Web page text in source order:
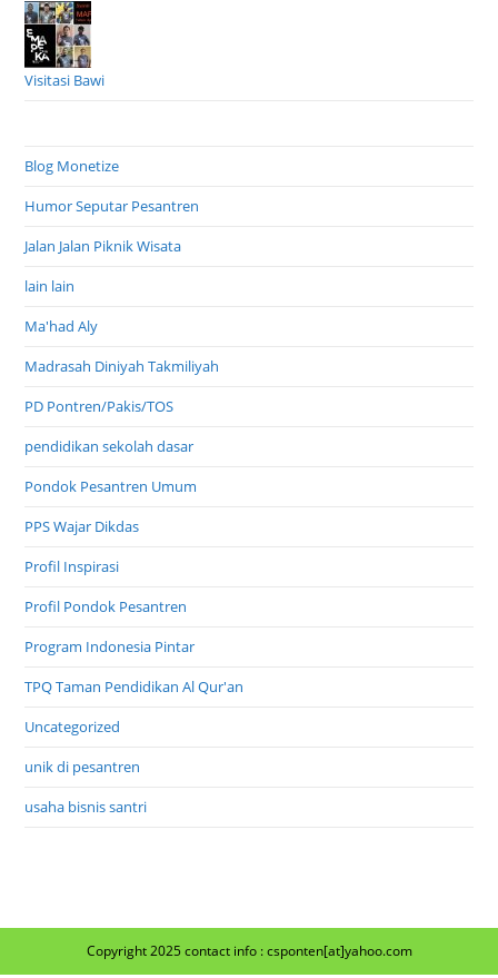
Visitasi Bawi
Blog Monetize
Humor Seputar Pesantren
Jalan Jalan Piknik Wisata
lain lain
Ma'had Aly
Madrasah Diniyah Takmiliyah
PD Pontren/Pakis/TOS
pendidikan sekolah dasar
Pondok Pesantren Umum
PPS Wajar Dikdas
Profil Inspirasi
Profil Pondok Pesantren
Program Indonesia Pintar
TPQ Taman Pendidikan Al Qur'an
Uncategorized
unik di pesantren
usaha bisnis santri
Copyright 2025 contact info : csponten[at]yahoo.com